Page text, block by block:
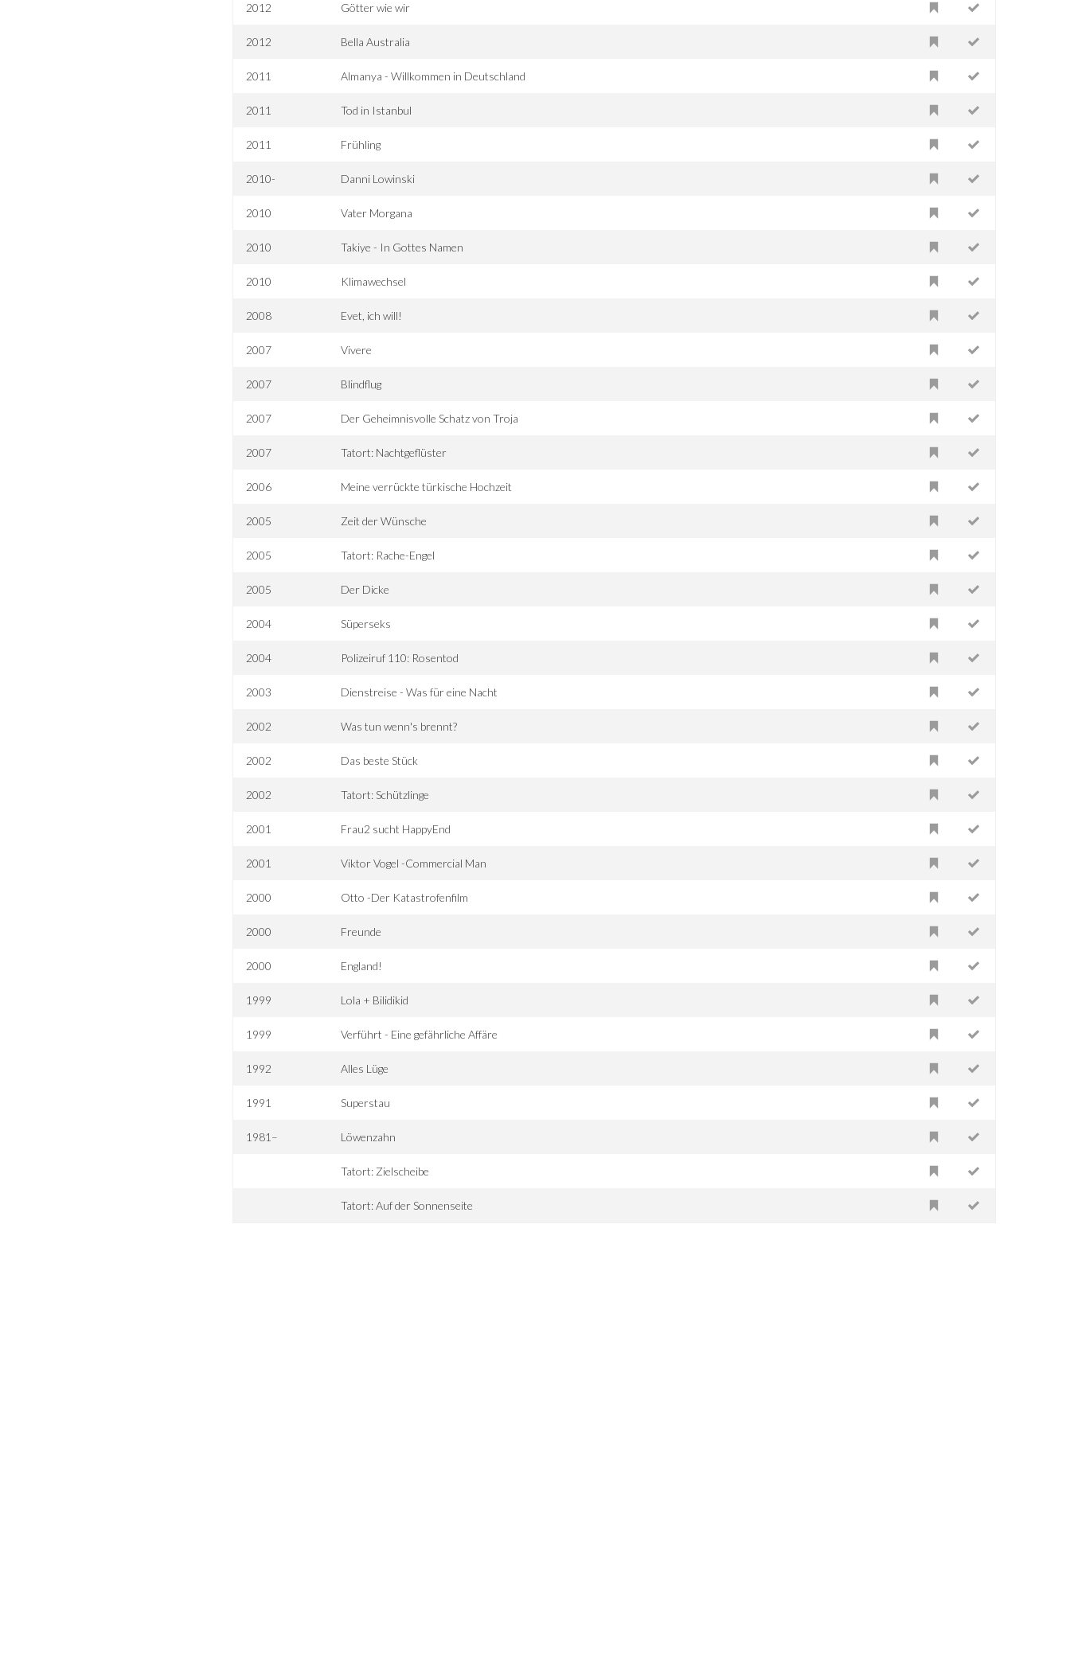
2012 Götter wie wir
2012 Bella Australia
2011 Almanya - Willkommen in Deutschland
2011 Tod in Istanbul
2011 Frühling
2010- Danni Lowinski
2010 Vater Morgana
2010 Takiye - In Gottes Namen
2010 Klimawechsel
2008 Evet, ich will!
2007 Vivere
2007 Blindflug
2007 Der Geheimnisvolle Schatz von Troja
2007 Tatort: Nachtgeflüster
2006 Meine verrückte türkische Hochzeit
2005 Zeit der Wünsche
2005 Tatort: Rache-Engel
2005 Der Dicke
2004 Süperseks
2004 Polizeiruf 110: Rosentod
2003 Dienstreise - Was für eine Nacht
2002 Was tun wenn's brennt?
2002 Das beste Stück
2002 Tatort: Schützlinge
2001 Frau2 sucht HappyEnd
2001 Viktor Vogel -Commercial Man
2000 Otto -Der Katastrofenfilm
2000 Freunde
2000 England!
1999 Lola + Bilidikid
1999 Verführt - Eine gefährliche Affäre
1992 Alles Lüge
1991 Superstau
1981– Löwenzahn
Tatort: Zielscheibe
Tatort: Auf der Sonnenseite